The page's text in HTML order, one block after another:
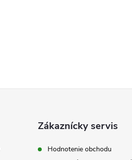
Zákaznícky servis
Hodnotenie obchodu